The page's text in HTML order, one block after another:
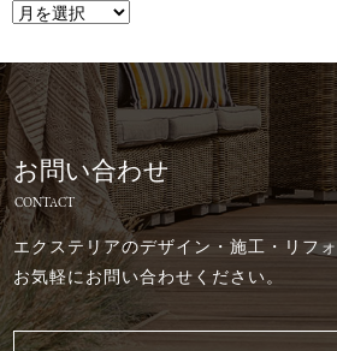
お問い合わせ
CONTACT
エクステリアのデザイン・施工・リフ
お気軽にお問い合わせください。